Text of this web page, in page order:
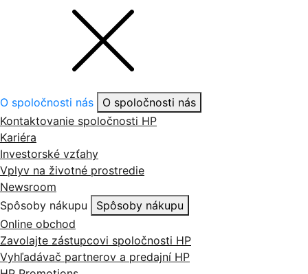
O spoločnosti nás
O spoločnosti nás
Kontaktovanie spoločnosti HP
Kariéra
Investorské vzťahy
Vplyv na životné prostredie
Newsroom
Spôsoby nákupu
Spôsoby nákupu
Online obchod
Zavolajte zástupcovi spoločnosti HP
Vyhľadávač partnerov a predajní HP
HP Promotions